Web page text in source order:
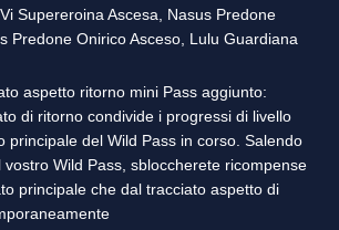
Supereroina Ascesa, Nasus Predone
Predone Onirico Asceso, Lulu Guardiana
aspetto ritorno mini Pass aggiunto:
di ritorno condivide i progressi di livello
principale del Wild Pass in corso. Salendo
vostro Wild Pass, sbloccherete ricompense
principale che dal tracciato aspetto di